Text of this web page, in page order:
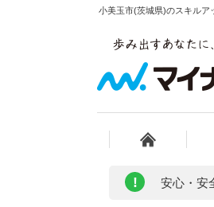
小美玉市(茨城県)のスキルア
! 安心・安